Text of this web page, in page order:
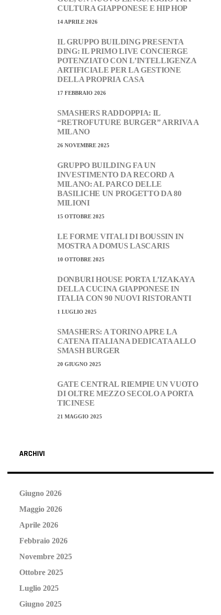
CULTURA GIAPPONESE E HIP HOP
14 APRILE 2026
IL GRUPPO BUILDING PRESENTA
DING: IL PRIMO LIVE CONCIERGE
POTENZIATO CON L’INTELLIGENZA
ARTIFICIALE PER LA GESTIONE
DELLA PROPRIA CASA
17 FEBBRAIO 2026
SMASHERS RADDOPPIA: IL
“RETROFUTURE BURGER” ARRIVA A
MILANO
26 NOVEMBRE 2025
GRUPPO BUILDING FA UN
INVESTIMENTO DA RECORD A
MILANO: AL PARCO DELLE
BASILICHE UN PROGETTO DA 80
MILIONI
15 OTTOBRE 2025
LE FORME VITALI DI BOUSSIN IN
MOSTRA A DOMUS LASCARIS
10 OTTOBRE 2025
DONBURI HOUSE PORTA L’IZAKAYA
DELLA CUCINA GIAPPONESE IN
ITALIA CON 90 NUOVI RISTORANTI
1 LUGLIO 2025
SMASHERS: A TORINO APRE LA
CATENA ITALIANA DEDICATA ALLO
SMASH BURGER
20 GIUGNO 2025
GATE CENTRAL RIEMPIE UN VUOTO
DI OLTRE MEZZO SECOLO A PORTA
TICINESE
21 MAGGIO 2025
ARCHIVI
Giugno 2026
Maggio 2026
Aprile 2026
Febbraio 2026
Novembre 2025
Ottobre 2025
Luglio 2025
Giugno 2025